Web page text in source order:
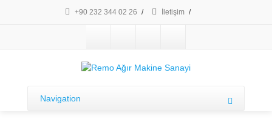
+90 232 344 02 26 / İletişim /
Navigation